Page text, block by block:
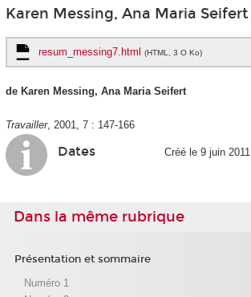
Karen Messing, Ana Maria Seifert
resum_messing7.html (HTML, 3 O Ko)
de Karen Messing, Ana Maria Seifert
Travailler, 2001, 7 : 147-166
Dates Créé le 9 juin 2011
Dans la même rubrique
Présentation et sommaire
Numéro 1